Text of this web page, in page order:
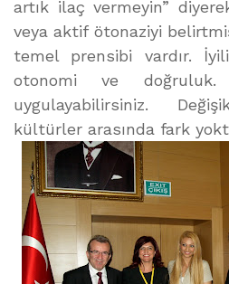
artık ilaç vermeyin”
veya aktif ötonaziyi
temel prensibi vardır.
otonomi ve doğruluk.
uygulayabilirsiniz.
kültürler arasında fark